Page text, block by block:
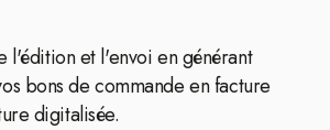
l'édition et l'envoi en générant
bons de commande en facture
digitalisée.